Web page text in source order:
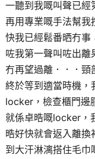
一聽到我嘅叫聲已經
再用專業嘅手法幫我
快我已經鬆番晒冇事
咗我第一聲叫咗出
冇再望過離．．．頸
終於等到適當時機，
locker，檢查櫃門邊
就係卓晧嘅locker，
晧好快就會返入離
到大汗淋漓搭住毛巾